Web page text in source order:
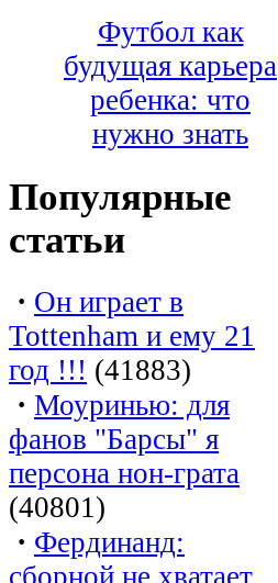
Футбол как
будущая карьера
ребенка: что
нужно знать
Популярные
статьи
· Он играет в
Tottenham и ему 21
год !!! (41883)
· Моуринью: для
фанов "Барсы" я
персона нон-грата
(40801)
· Фердинанд:
сборной не хватает